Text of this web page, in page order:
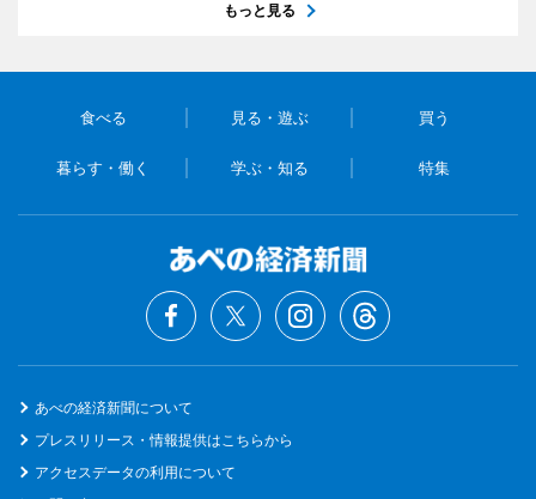
もっと見る
食べる 見る・遊ぶ 買う
暮らす・働く 学ぶ・知る 特集
あべの経済新聞について
プレスリリース・情報提供はこちらから
アクセスデータの利用について